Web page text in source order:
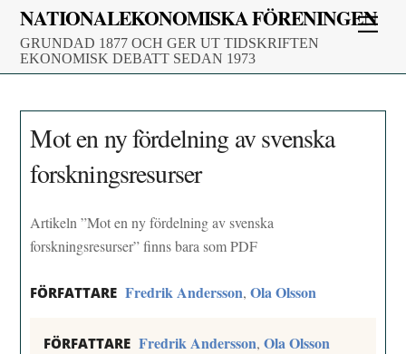
Skip
content
NATIONALEKONOMISKA FÖRENINGEN
GRUNDAD 1877 OCH GER UT TIDSKRIFTEN
EKONOMISK DEBATT SEDAN 1973
Mot en ny fördelning av svenska
forskningsresurser
Artikeln ”Mot en ny fördelning av svenska
forskningsresurser” finns bara som PDF
FÖRFATTARE Fredrik Andersson,Ola Olsson
FÖRFATTARE Fredrik Andersson,Ola Olsson